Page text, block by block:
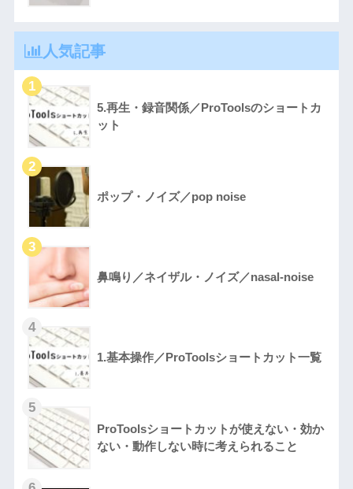
人気記事
5.再生・録音関係／ProToolsのショートカ
ット
ポップ・ノイズ／pop noise
鼻鳴り／ネイザル・ノイズ／nasal-noise
1.基本操作／ProToolsショートカット一覧
ProToolsショートカットが使えない・効か
ない・動作しない時に考えられること